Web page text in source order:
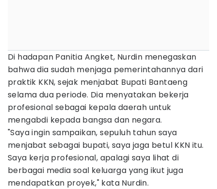
Di hadapan Panitia Angket, Nurdin menegaskan
bahwa dia sudah menjaga pemerintahannya dari
praktik KKN, sejak menjabat Bupati Bantaeng
selama dua periode. Dia menyatakan bekerja
profesional sebagai kepala daerah untuk
mengabdi kepada bangsa dan negara.
"Saya ingin sampaikan, sepuluh tahun saya
menjabat sebagai bupati, saya jaga betul KKN itu.
Saya kerja profesional, apalagi saya lihat di
berbagai media soal keluarga yang ikut juga
mendapatkan proyek," kata Nurdin.